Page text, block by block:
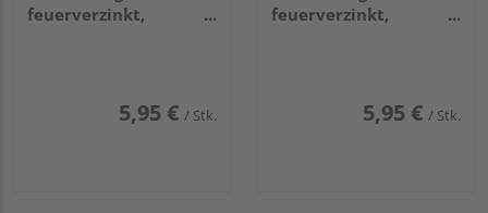
feuerverzinkt,
5,95 € / Stk.
feuerverzinkt,
5,95 € / Stk.